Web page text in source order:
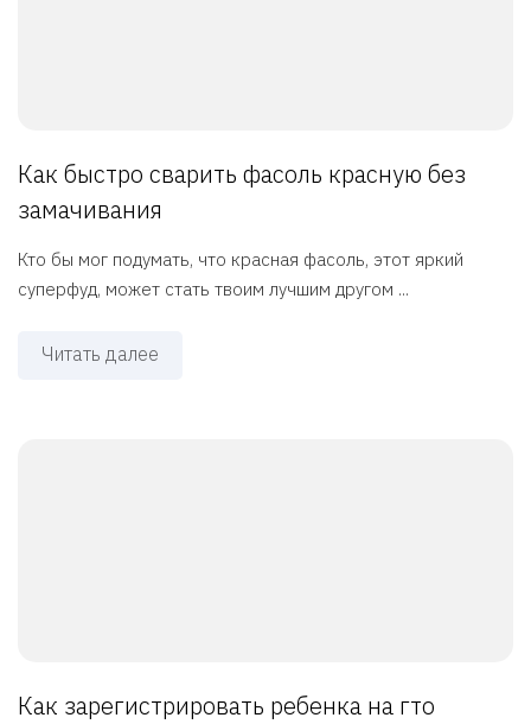
Как быстро сварить фасоль красную без
замачивания
Кто бы мог подумать, что красная фасоль, этот яркий
суперфуд, может стать твоим лучшим другом ...
Читать далее
Как зарегистрировать ребенка на гто